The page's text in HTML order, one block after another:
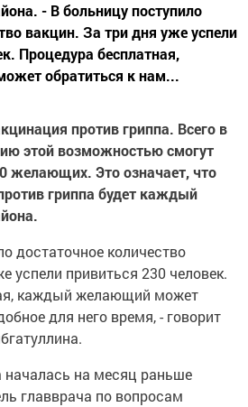
- В больницу поступило
вакцин. За три дня уже успели
Процедура бесплатная,
обратиться к нам...
против гриппа. Всего в
этой возможностью смогут
желающих. Это означает, что
гриппа будет каждый
достаточное количество
успели привиться 230 человек.
каждый желающий может
для него время, - говорит
началась на месяц раньше
главврача по вопросам